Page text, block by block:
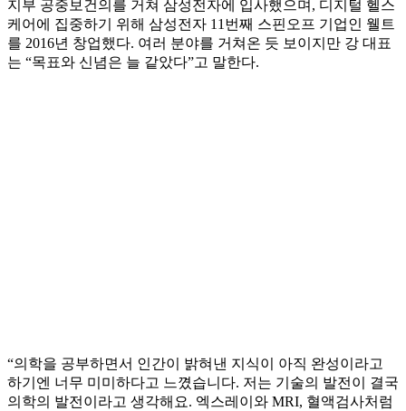
지부 공중보건의를 거쳐 삼성전자에 입사했으며, 디지털 헬스
케어에 집중하기 위해 삼성전자 11번째 스핀오프 기업인 웰트
를 2016년 창업했다. 여러 분야를 거쳐온 듯 보이지만 강 대표
는 “목표와 신념은 늘 같았다”고 말한다.
“의학을 공부하면서 인간이 밝혀낸 지식이 아직 완성이라고
하기엔 너무 미미하다고 느꼈습니다. 저는 기술의 발전이 결국
의학의 발전이라고 생각해요. 엑스레이와 MRI, 혈액검사처럼